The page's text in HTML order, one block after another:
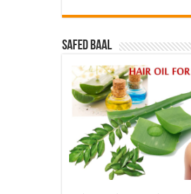
Safed baal